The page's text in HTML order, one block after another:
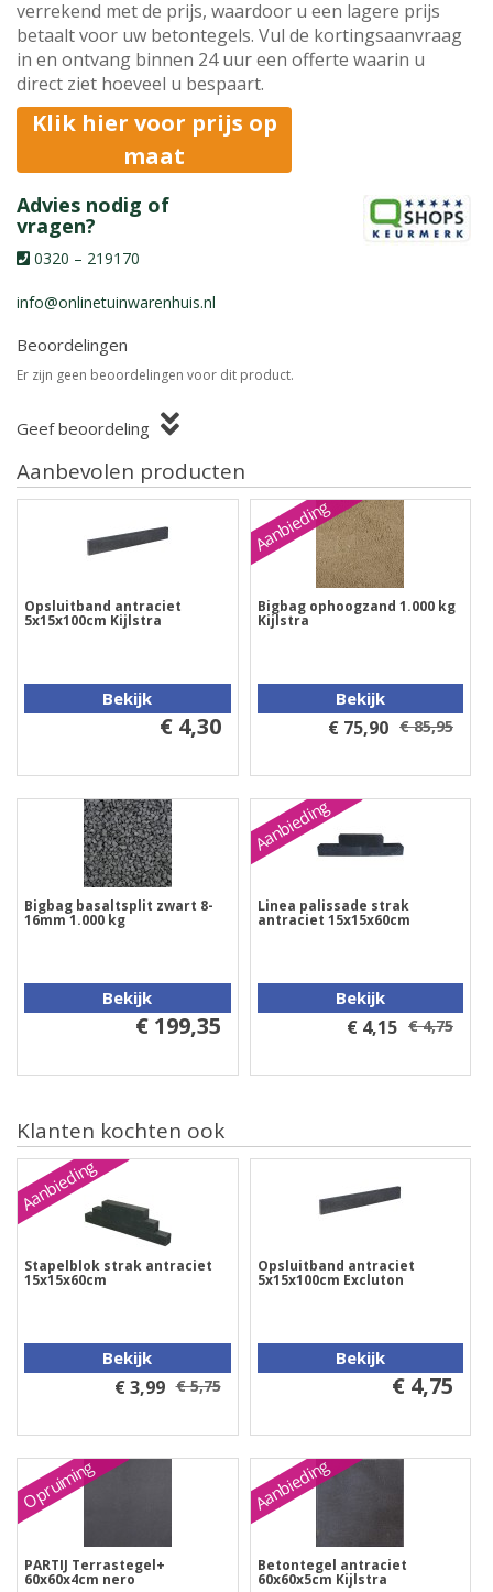
verrekend met de prijs, waardoor u een lagere prijs
betaalt voor uw betontegels. Vul de kortingsaanvraag
in en ontvang binnen 24 uur een offerte waarin u
direct ziet hoeveel u bespaart.
Klik hier voor prijs op
maat
Advies nodig of
vragen?
0320 – 219170
info@onlinetuinwarenhuis.nl
Beoordelingen
Er zijn geen beoordelingen voor dit product.
Geef beoordeling
Aanbevolen producten
Opsluitband antraciet
5x15x100cm Kijlstra
Bekijk
€ 4,30
Aanbieding
Bigbag ophoogzand 1.000 kg
Kijlstra
Bekijk
€ 75,90 € 85,95
Bigbag basaltsplit zwart 8-
16mm 1.000 kg
Bekijk
€ 199,35
Aanbieding
Linea palissade strak
antraciet 15x15x60cm
Bekijk
€ 4,15 € 4,75
Klanten kochten ook
Aanbieding
Stapelblok strak antraciet
15x15x60cm
Bekijk
€ 3,99 € 5,75
Opsluitband antraciet
5x15x100cm Excluton
Bekijk
€ 4,75
Opruiming
PARTIJ Terrastegel+
60x60x4cm nero
Aanbieding
Betontegel antraciet
60x60x5cm Kijlstra